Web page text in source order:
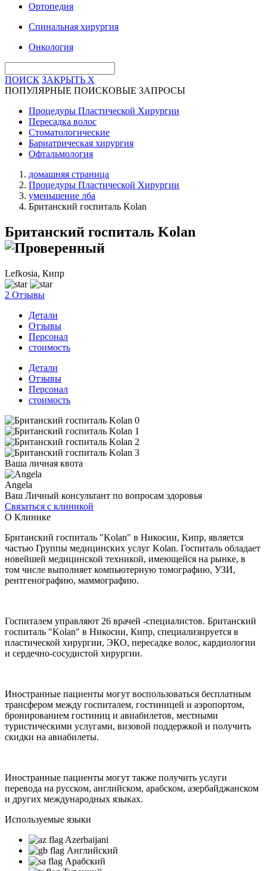
Ортопедия
Спинальная хирургия
Онкология
ПОИСК ЗАКРЫТЬ X
ПОПУЛЯРНЫЕ ПОИСКОВЫЕ ЗАПРОСЫ
Процедуры Пластической Хирургии
Пересадка волос
Стоматологические
Бариатрическая хирургия
Офтальмология
домашняя страница
Процедуры Пластической Хирургии
уменьшение лба
Британский госпиталь Kolan
Британский госпиталь Kolan
Lefkosia, Кипр
2 Отзывы
Детали
Отзывы
Персонал
стоимость
Детали
Отзывы
Персонал
стоимость
Ваша личная квота
Angela
Ваш Личный консультант по вопросам здоровья
Связаться с клиникой
О Клинике
Британский госпиталь "Kolan" в Никосии, Кипр, является
частью Группы медицинских услуг Kolan. Госпиталь обладает
новейшей медицинской техникой, имеющейся на рынке, в
том числе выполняет компьютерную томографию, УЗИ,
рентгенографию, маммографию.
Госпиталем управляют 26 врачей -специалистов. Британский
госпиталь "Kolan" в Никосии, Кипр, специализируется в
пластической хирургии, ЭКО, пересадке волос, кардиологии
и сердечно-сосудистой хирургии.
Иностранные пациенты могут воспользоваться бесплатным
трансфером между госпиталем, гостиницей и аэропортом,
бронированием гостиниц и авиабилетов, местными
туристическими услугами, визовой поддержкой и получить
скидки на авиабилеты.
Иностранные пациенты могут также получить услуги
перевода на русском, английском, арабском, азербайджанском
и других международных языках.
Используемые языки
Azerbaijani
Английский
Арабский